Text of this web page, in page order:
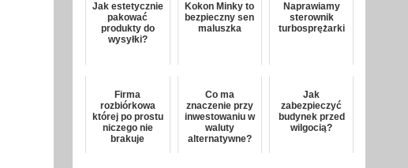
Jak estetycznie
pakować
produkty do
wysyłki?
Kokon Minky to
bezpieczny sen
maluszka
Naprawiamy
sterownik
turbosprężarki
Firma
rozbiórkowa
której po prostu
niczego nie
brakuje
Co ma
znaczenie przy
inwestowaniu w
waluty
alternatywne?
Jak
zabezpieczyć
budynek przed
wilgocią?